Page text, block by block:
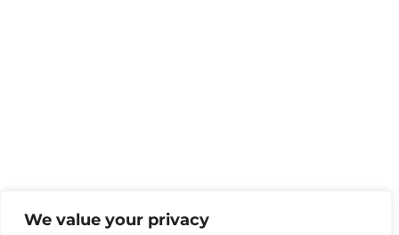
We value your privacy